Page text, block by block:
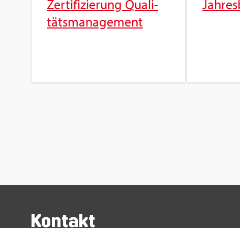
Zer­ti­fi­zie­rung Qua­li­
täts­ma­nage­ment
Kon­takt